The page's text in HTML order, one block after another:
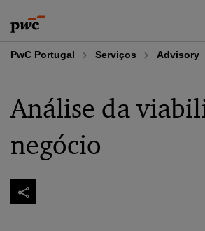
to
content
to
footer
PwC Portugal Serviços Advisory
Análise da
negócio